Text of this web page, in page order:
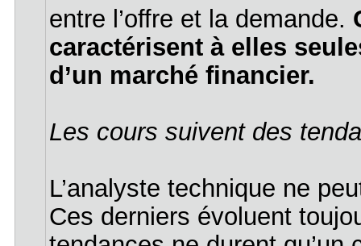
entre l’offre et la demande.
caractérisent à elles
d’un marché financier.
Les cours suivent des
L’analyste technique ne
Ces derniers évoluent